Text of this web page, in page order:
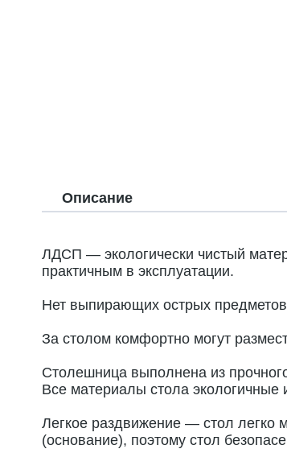
Описание
ЛДСП — экологически чистый
практичным в эксплуатации.
Нет выпирающих острых
За столом комфортно могут
Столешница выполнена из
Все материалы стола
Легкое раздвижение — стол легко
(основание), поэтому стол